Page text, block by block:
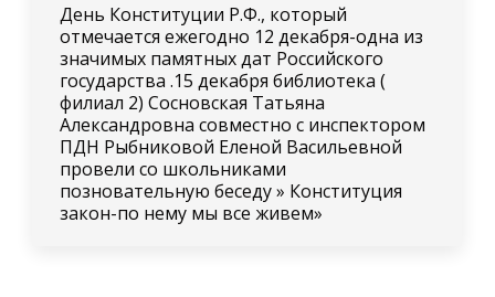
День Конституции Р.Ф., который
отмечается ежегодно 12 декабря-одна из
значимых памятных дат Российского
государства .15 декабря библиотека (
филиал 2) Сосновская Татьяна
Александровна совместно с инспектором
ПДН Рыбниковой Еленой Васильевной
провели со школьниками
позновательную беседу » Конституция
закон-по нему мы все живем»